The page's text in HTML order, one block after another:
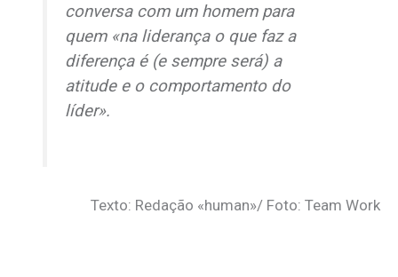
conversa com um homem para
quem «na liderança o que faz a
diferença é (e sempre será) a
atitude e o comportamento do
líder».
Texto: Redação «human»/ Foto: Team Work